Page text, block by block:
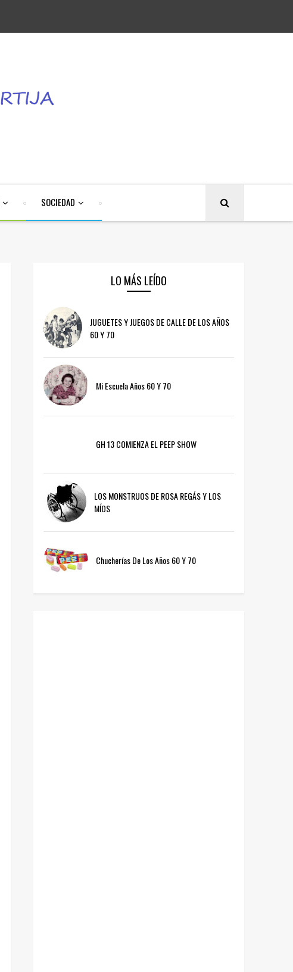
SOCIEDAD
LO MÁS LEÍDO
JUGUETES Y JUEGOS DE CALLE DE LOS AÑOS
60 Y 70
Mi Escuela Años 60 Y 70
GH 13 COMIENZA EL PEEP SHOW
LOS MONSTRUOS DE ROSA REGÁS Y LOS
MÍOS
Chucherías De Los Años 60 Y 70